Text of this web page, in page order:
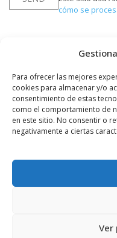
Para ofrecer las mejores
cookies para almacenar y/o
consentimiento de estas
como el comportamiento de
en este sitio. No consentir o
negativamente a ciertas
Ver
cómo se